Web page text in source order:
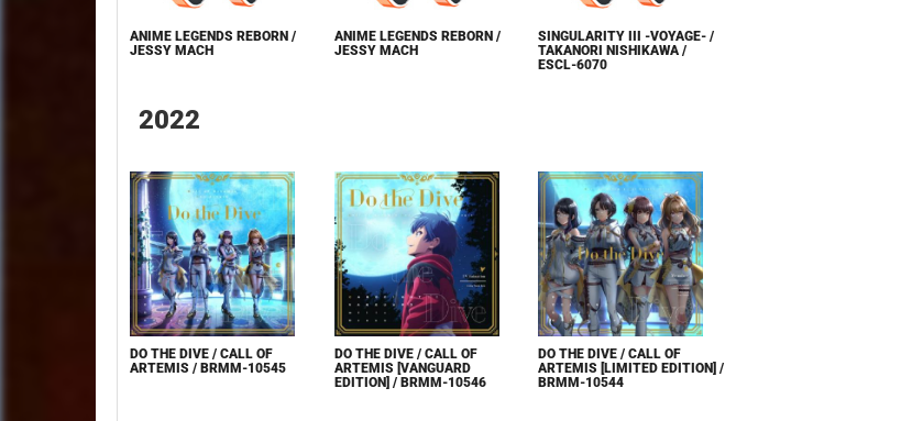
ANIME LEGENDS REBORN /
JESSY MACH
ANIME LEGENDS REBORN /
JESSY MACH
SINGULARITY III -VOYAGE- /
TAKANORI NISHIKAWA /
ESCL-6070
2022
DO THE DIVE / CALL OF
ARTEMIS / BRMM-10545
DO THE DIVE / CALL OF
ARTEMIS [VANGUARD
EDITION] / BRMM-10546
DO THE DIVE / CALL OF
ARTEMIS [LIMITED EDITION] /
BRMM-10544